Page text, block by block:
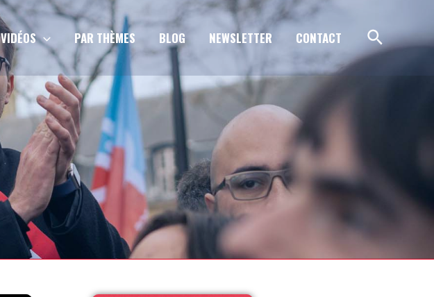
VIDÉOS PAR THÈMES BLOG NEWSLETTER CONTACT